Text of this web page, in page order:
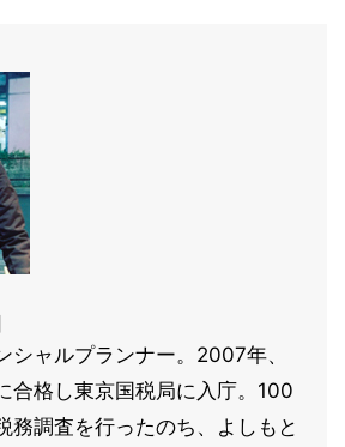
シャルプランナー。2007年、
合格し東京国税局に入庁。100
務調査を行ったのち、よしもと